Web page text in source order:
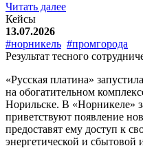
Читать далее
Кейсы
13.07.2026
#норникель #промгорода
Результат тесного
«Русская платина»
на обогатительном
Норильске. В «Норникеле»
приветствуют появление
предоставят ему доступ к
энергетической и сбытовой